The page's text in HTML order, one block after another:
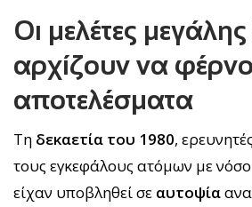
Οι μελέτες
αρχίζουν να
αποτελέσματα
Τη δεκαετία του 1980,
τους εγκεφάλους ατόμων με
είχαν υποβληθεί σε αυτοψία